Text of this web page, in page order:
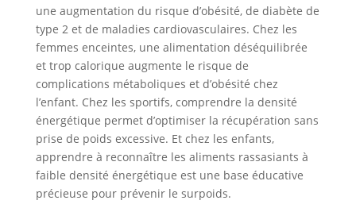
une augmentation du risque d’obésité, de diabète de
type 2 et de maladies cardiovasculaires. Chez les
femmes enceintes, une alimentation déséquilibrée
et trop calorique augmente le risque de
complications métaboliques et d’obésité chez
l’enfant. Chez les sportifs, comprendre la densité
énergétique permet d’optimiser la récupération sans
prise de poids excessive. Et chez les enfants,
apprendre à reconnaître les aliments rassasiants à
faible densité énergétique est une base éducative
précieuse pour prévenir le surpoids.